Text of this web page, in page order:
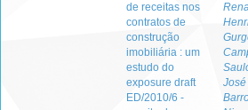
de receitas nos
contratos de
construção
imobiliária : um
estudo do
exposure draft
ED/2010/6 -